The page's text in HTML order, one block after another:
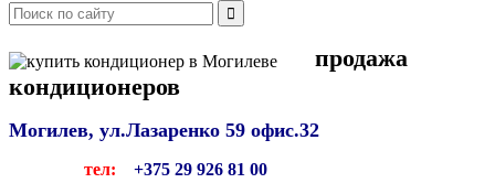
продажа
кондиционеров
Могилев, ул.Лазаренко 59 офис.32
тел: +375 29 926 81 00